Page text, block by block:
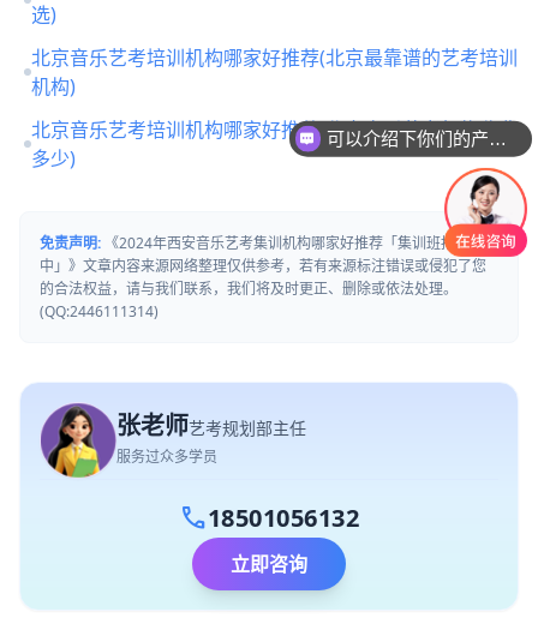
选)
北京音乐艺考培训机构哪家好推荐(北京最靠谱的艺考培训
机构)
北京音乐艺考培训机构哪家好推荐(北京音乐艺考机构收费
多少)
免责声明: 《2024年西安音乐艺考集训机构哪家好推荐「集训班招生
中」》文章内容来源网络整理仅供参考，若有来源标注错误或侵犯了您
的合法权益，请与我们联系，我们将及时更正、删除或依法处理。
(QQ:2446111314)
张老师艺考规划部主任
服务过众多学员
call18501056132
立即咨询
你们是怎么收费的呢